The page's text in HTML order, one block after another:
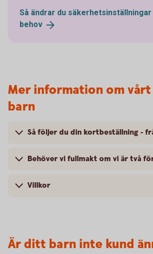
Så ändrar du
behov
Mer information om
barn
Så följer du din kortbeställning -
Behöver vi fullmakt om vi är två
Villkor
Är ditt barn inte kund